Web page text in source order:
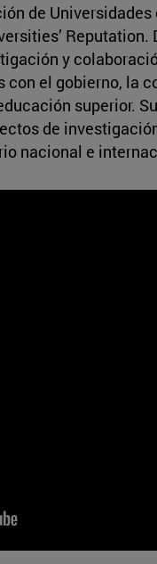
de
y
el gobierno, la
superior.
de
nacional e